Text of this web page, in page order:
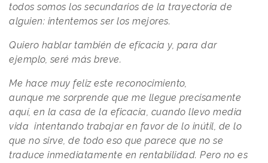
todos somos los secundarios de la trayectoria de
alguien: intentemos ser los mejores.
Quiero hablar también de eficacia y, para dar
ejemplo, seré más breve.
Me hace muy feliz este reconocimiento,
aunque me sorprende que me llegue precisamente
aquí, en la casa de la eficacia, cuando llevo media
vida intentando trabajar en favor de lo inútil, de lo
que no sirve, de todo eso que parece que no se
traduce inmediatamente en rentabilidad. Pero no es